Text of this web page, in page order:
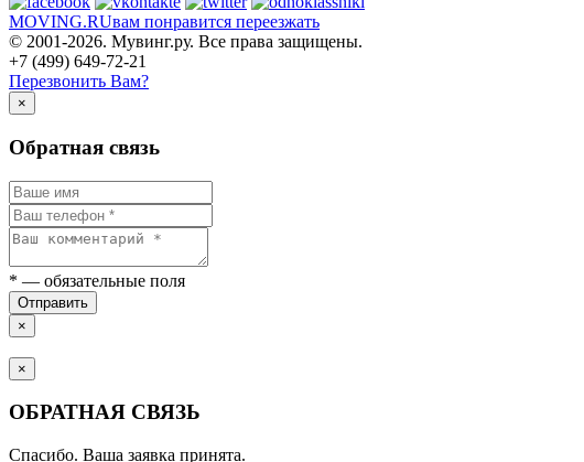
MOVING.RUвам понравится переезжать
© 2001-2026. Мувинг.ру. Все права защищены.
+7 (499) 649-72-21
Перезвонить Вам?
×
Обратная связь
* — обязательные поля
Отправить
×
×
ОБРАТНАЯ СВЯЗЬ
Спасибо. Ваша заявка принята.